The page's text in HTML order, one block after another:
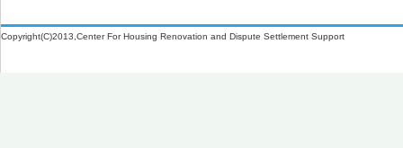
Copyright(C)2013,Center For Housing Renovation and Dispute Settlement Support